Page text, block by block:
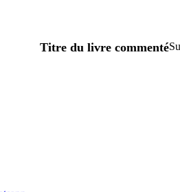
Titre du livre commenté